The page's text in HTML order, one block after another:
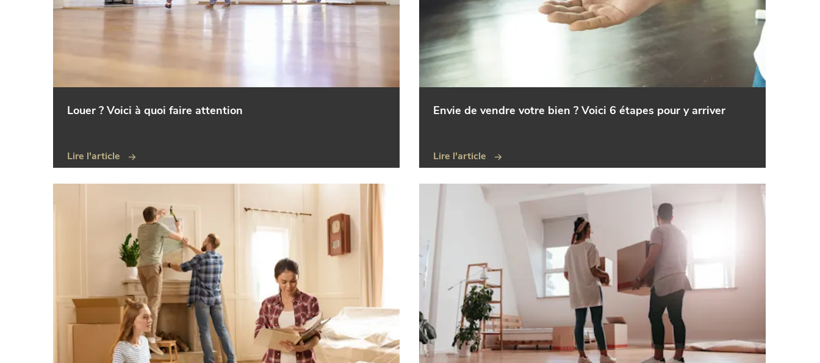
Louer ? Voici à quoi faire attention
Lire l'article
Envie de vendre votre bien ? Voici 6 étapes pour y arriver
Lire l'article